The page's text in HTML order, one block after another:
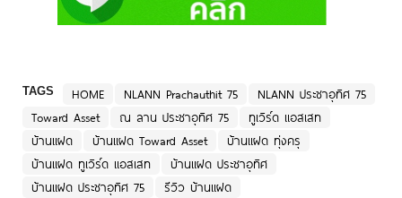
TAGS HOME NLANN Prachauthit 75
NLANN ประชาอุทิศ 75
Toward Asset
ณ ลาน ประชาอุทิศ 75
ทูเวิร์ด แอสเสท
บ้านแฝด
บ้านแฝด Toward Asset
บ้านแฝด ทุ่งครุ
บ้านแฝด ทูเวิร์ด แอสเสท
บ้านแฝด ประชาอุทิศ
บ้านแฝด ประชาอุทิศ 75
รีวิว บ้านแฝด